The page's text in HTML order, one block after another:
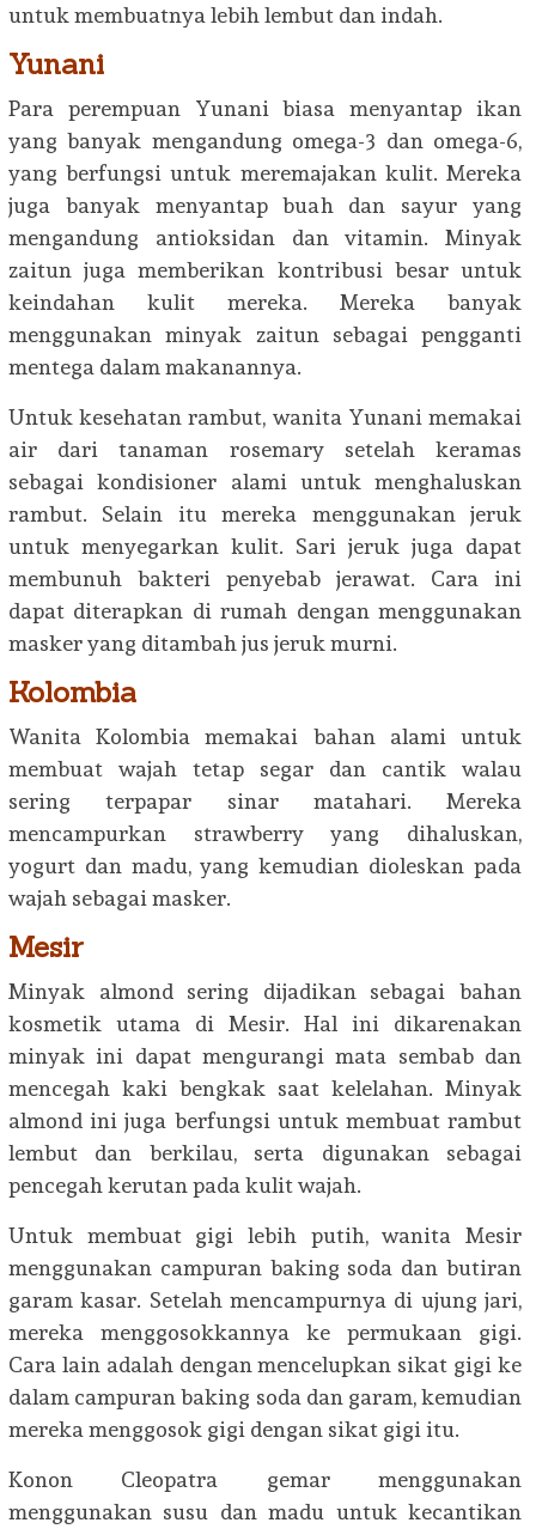
untuk membuatnya lebih lembut dan indah.
Yunani
Para perempuan Yunani biasa menyantap ikan
yang banyak mengandung omega-3 dan omega-6,
yang berfungsi untuk meremajakan kulit. Mereka
juga banyak menyantap buah dan sayur yang
mengandung antioksidan dan vitamin. Minyak
zaitun juga memberikan kontribusi besar untuk
keindahan kulit mereka. Mereka banyak
menggunakan minyak zaitun sebagai pengganti
mentega dalam makanannya.
Untuk kesehatan rambut, wanita Yunani memakai
air dari tanaman rosemary setelah keramas
sebagai kondisioner alami untuk menghaluskan
rambut. Selain itu mereka menggunakan jeruk
untuk menyegarkan kulit. Sari jeruk juga dapat
membunuh bakteri penyebab jerawat. Cara ini
dapat diterapkan di rumah dengan menggunakan
masker yang ditambah jus jeruk murni.
Kolombia
Wanita Kolombia memakai bahan alami untuk
membuat wajah tetap segar dan cantik walau
sering terpapar sinar matahari. Mereka
mencampurkan strawberry yang dihaluskan,
yogurt dan madu, yang kemudian dioleskan pada
wajah sebagai masker.
Mesir
Minyak almond sering dijadikan sebagai bahan
kosmetik utama di Mesir. Hal ini dikarenakan
minyak ini dapat mengurangi mata sembab dan
mencegah kaki bengkak saat kelelahan. Minyak
almond ini juga berfungsi untuk membuat rambut
lembut dan berkilau, serta digunakan sebagai
pencegah kerutan pada kulit wajah.
Untuk membuat gigi lebih putih, wanita Mesir
menggunakan campuran baking soda dan butiran
garam kasar. Setelah mencampurnya di ujung jari,
mereka menggosokkannya ke permukaan gigi.
Cara lain adalah dengan mencelupkan sikat gigi ke
dalam campuran baking soda dan garam, kemudian
mereka menggosok gigi dengan sikat gigi itu.
Konon Cleopatra gemar menggunakan
menggunakan susu dan madu untuk kecantikan